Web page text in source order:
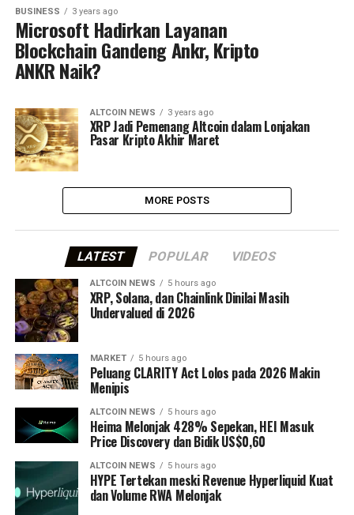
BUSINESS 3 years ago
Microsoft Hadirkan Layanan
Blockchain Gandeng Ankr, Kripto
ANKR Naik?
ALTCOIN NEWS 3 years ago
XRP Jadi Pemenang Altcoin dalam Lonjakan
Pasar Kripto Akhir Maret
MORE POSTS
LATEST POPULAR VIDEOS
ALTCOIN NEWS 5 hours ago
XRP, Solana, dan Chainlink Dinilai Masih
Undervalued di 2026
MARKET 5 hours ago
Peluang CLARITY Act Lolos pada 2026 Makin
Menipis
ALTCOIN NEWS 5 hours ago
Heima Melonjak 428% Sepekan, HEI Masuk
Price Discovery dan Bidik US$0,60
ALTCOIN NEWS 5 hours ago
HYPE Tertekan meski Revenue Hyperliquid Kuat
dan Volume RWA Melonjak